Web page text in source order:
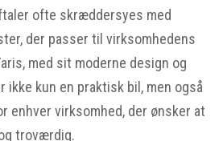
ofte skræddersyes med
der passer til virksomhedens
med sit moderne design og
ikke kun en praktisk bil, men også
enhver virksomhed, der ønsker at
troværdig.